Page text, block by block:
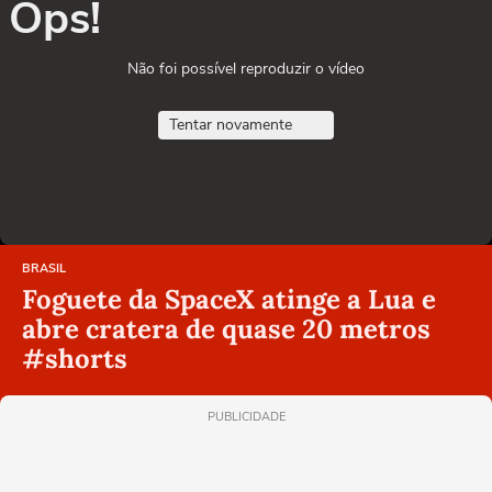
Ops!
Não foi possível reproduzir o vídeo
Tentar novamente
BRASIL
Foguete da SpaceX atinge a Lua e
abre cratera de quase 20 metros
#shorts
PUBLICIDADE